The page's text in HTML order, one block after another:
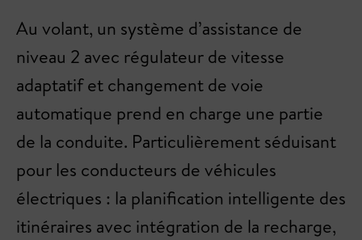
Au volant, un système d’assistance de
niveau 2 avec régulateur de vitesse
adaptatif et changement de voie
automatique prend en charge une partie
de la conduite. Particulièrement séduisant
pour les conducteurs de véhicules
électriques : la planification intelligente des
itinéraires avec intégration de la recharge,